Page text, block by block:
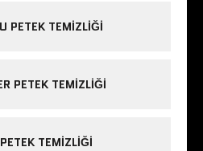
PETEK TEMIZLIĞI
PETEK TEMIZLIĞI
TEMIZLIĞI